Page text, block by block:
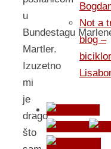
u
Bundestagu
Martler.
Izuzetno
mi
je
drago
što
Not a
blog –